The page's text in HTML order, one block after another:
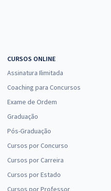
CURSOS ONLINE
Assinatura Ilimitada
Coaching para Concursos
Exame de Ordem
Graduação
Pós-Graduação
Cursos por Concurso
Cursos por Carreira
Cursos por Estado
Cursos por Professor